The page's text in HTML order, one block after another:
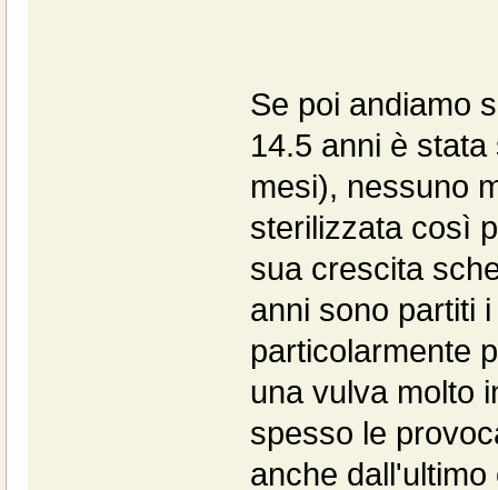
Se poi andiamo
14.5 anni è
mesi), nessuno
sterilizzata così
sua crescita
anni sono partiti
particolarmente
una vulva molto
spesso le
anche